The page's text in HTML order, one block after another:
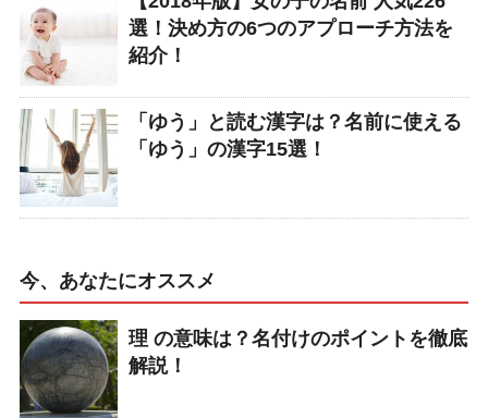
選！決め方の6つのアプローチ方法を
紹介！
「ゆう」と読む漢字は？名前に使える
「ゆう」の漢字15選！
今、あなたにオススメ
理 の意味は？名付けのポイントを徹底
解説！